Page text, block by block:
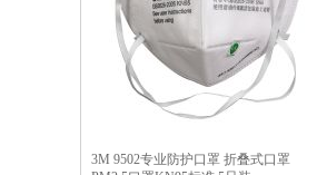
3M 9502专业防护口罩 折叠式口罩